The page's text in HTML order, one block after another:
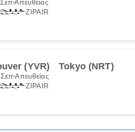
Απευθείας
ZIPAIR
(YVR) Tokyo (NRT)
Απευθείας
ZIPAIR